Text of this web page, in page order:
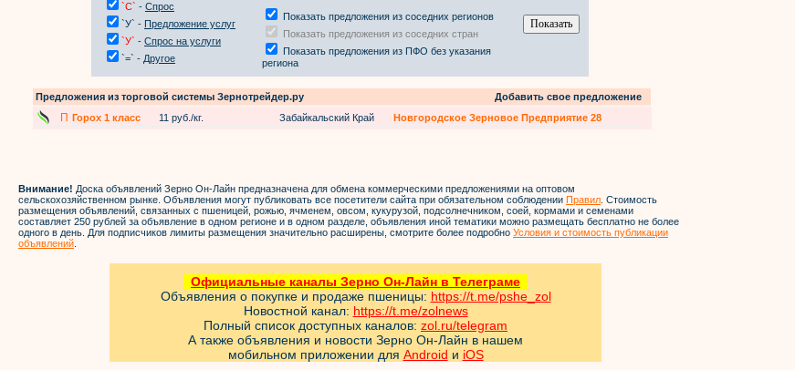
`С` - Спрос
`У` - Предложение услуг
`У` - Спрос на услуги
`=` - Другое
Показать предложения из соседних регионов
Показать предложения из соседних стран
Показать предложения из ПФО без указания
региона
Предложения из торговой системы Зернотрейдер.ру Добавить свое предложение
П Горох 1 класс 11 руб./кг. Забайкальский Край Новгородское Зерновое Предприятие 28
Внимание! Доска объявлений Зерно Он-Лайн предназначена для обмена коммерческими предложениями на оптовом
сельскохозяйственном рынке. Объявления могут публиковать все посетители сайта при обязательном соблюдении Правил . Стоимость
размещения объявлений, связанных с пшеницей, рожью, ячменем, овсом, кукурузой, подсолнечником, соей, кормами и семенами
составляет 250 рублей за объявление в одном регионе и в одном разделе, объявления иной тематики можно размещать бесплатно не более
одного в день. Для подписчиков лимиты размещения значительно расширены, смотрите более подробно Условия и стоимость публикации
объявлений
Официальные каналы Зерно Он-Лайн в Телеграме
Объявления о покупке и продаже пшеницы: https://t.me/pshe_zol
Новостной канал: https://t.me/zolnews
Полный список доступных каналов: zol.ru/telegram
А также объявления и новости Зерно Он-Лайн в нашем
мобильном приложении для Android и iOS